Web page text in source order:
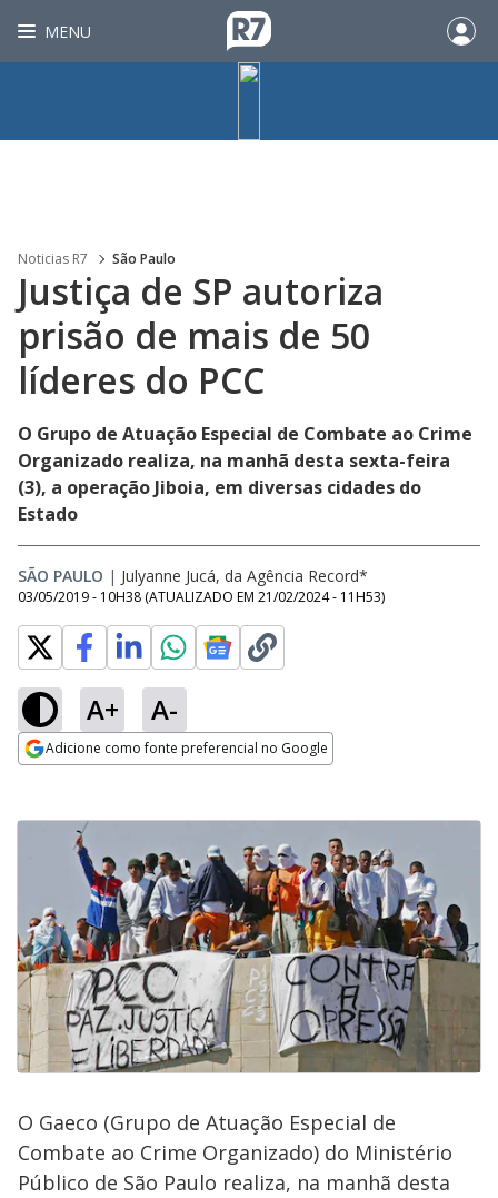
MENU
Noticias R7 São Paulo
Justiça de SP autoriza
prisão de mais de 50
líderes do PCC
O Grupo de Atuação Especial de Combate ao Crime
Organizado realiza, na manhã desta sexta-feira
(3), a operação Jiboia, em diversas cidades do
Estado
SÃO PAULO | Julyanne Jucá, da Agência Record*
03/05/2019 - 10H38 (ATUALIZADO EM 21/02/2024 - 11H53)
A+ A-
Adicione como fonte preferencial no Google
O Gaeco (Grupo de Atuação Especial de
Combate ao Crime Organizado) do Ministério
Público de São Paulo realiza, na manhã desta